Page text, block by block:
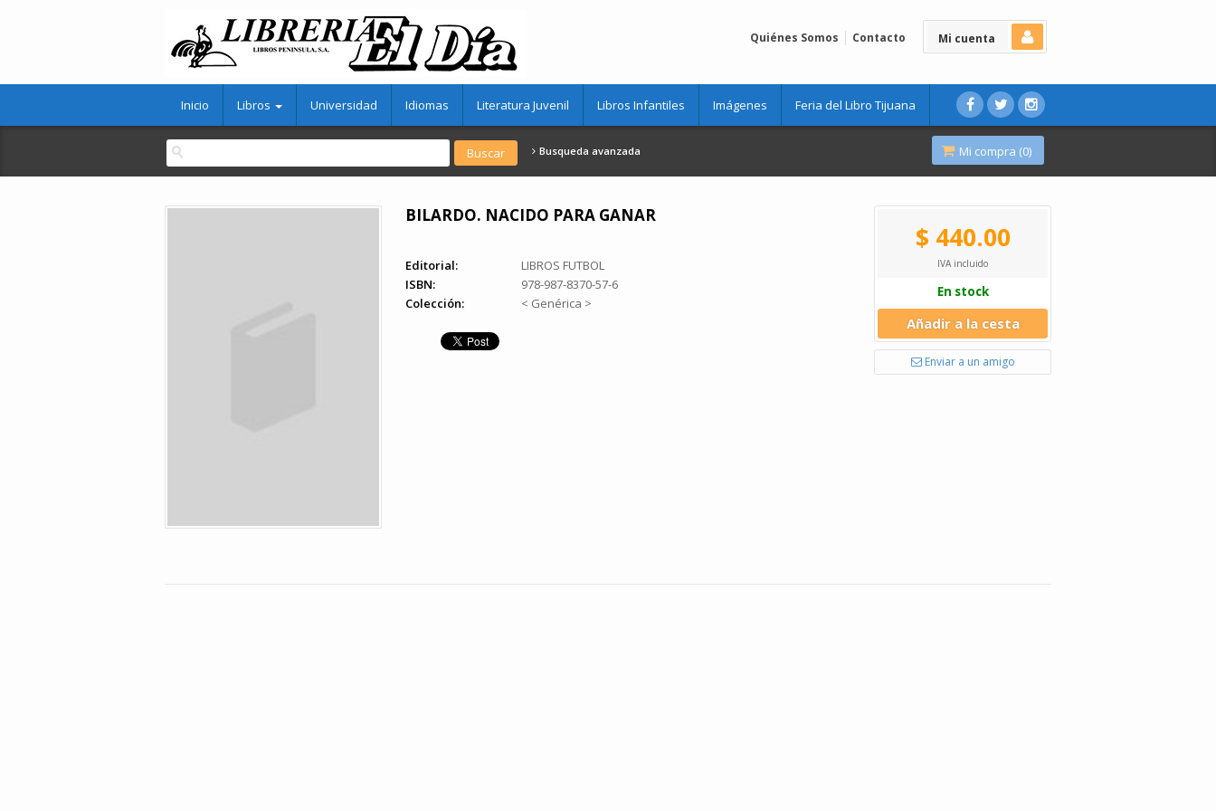
Mi cuenta
Quiénes Somos Contacto
Inicio Libros Universidad Idiomas Literatura Juvenil Libros Infantiles Imágenes Feria del Libro Tijuana
Busqueda avanzada Mi compra (0)
BILARDO. NACIDO PARA GANAR
Editorial:
LIBROS FUTBOL
ISBN:
978-987-8370-57-6
Colección:
< Genérica >
$ 440.00
IVA incluido
En stock
Añadir a la cesta
Enviar a un amigo